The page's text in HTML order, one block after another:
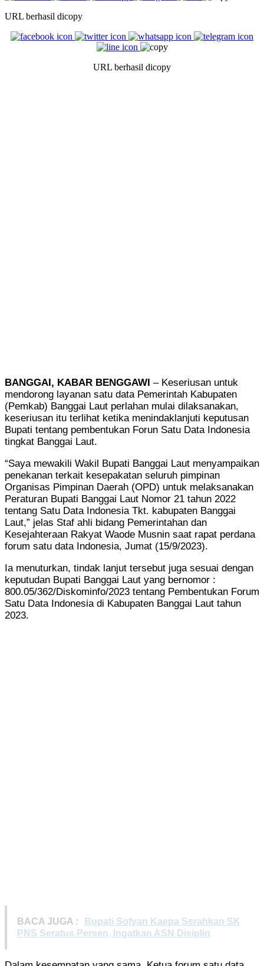
URL berhasil dicopy
URL berhasil dicopy
BANGGAI, KABAR BENGGAWI – Keseriusan untuk
mendorong layanan satu data Pemerintah Kabupaten
(Pemkab) Banggai Laut perlahan mulai dilaksanakan,
keseriusan itu terlihat ketika menindaklanjuti keputusan
Bupati tentang pembentukan Forun Satu Data Indonesia
tingkat Banggai Laut.
“Saya mewakili Wakil Bupati Banggai Laut menyampaikan
penekanan terkait kesepakatan seluruh pimpinan
Organisas Pimpinan Daerah (OPD) untuk melaksanakan
Peraturan Bupati Banggai Laut Nomor 21 tahun 2022
tentang Satu Data Indonesia Tkt. kabupaten Banggai
Laut,” jelas Staf ahli bidang Pemerintahan dan
Kesejahteraan Rakyat Waode Musnin saat rapat perdana
forum satu data Indonesia, Jumat (15/9/2023).
Ia menuturkan, tindak lanjut tersebut juga sesuai dengan
keputudan Bupati Banggai Laut yang bernomor :
800.05/362/Diskominfo/2023 tentang Pembentukan Forum
Satu Data Indonesia di Kabupaten Banggai Laut tahun
2023.
BACA JUGA :
Bupati Sofyan Kaepa Serahkan SK
PNS Seratus Persen, Ingatkan ASN Disiplin